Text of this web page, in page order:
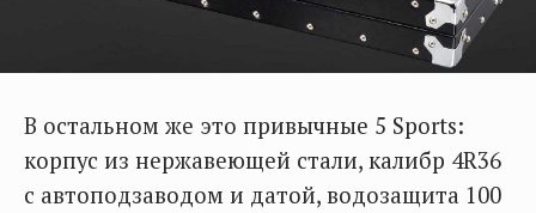
В остальном же это привычные 5 Sports:
корпус из нержавеющей стали, калибр 4R36
с автоподзаводом и датой, водозащита 100